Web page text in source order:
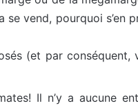
vend, pourquoi s’en
(et par conséquent,
Il n’y a aucune